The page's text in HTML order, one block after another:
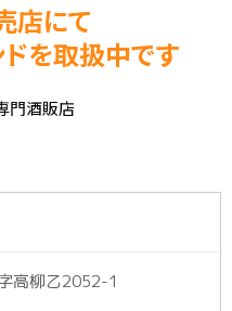
店にて
ドを取扱中です
門酒販店
高柳乙2052-1